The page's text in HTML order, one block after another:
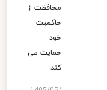
محافظت از
حاکمیت
خود
حمایت می
کند